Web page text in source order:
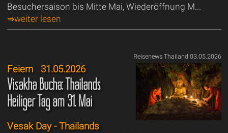
Besuchersaison bis Mitte Mai, Wiederöffnung M...
⇒weiter lesen
Reisenews Thailand 03.05.2026
Feiern31.05.2026
Visakha Bucha: Thailands
Heiliger Tag am 31. Mai
Vesak Day - Thailands